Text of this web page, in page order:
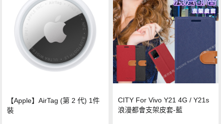
【Apple】AirTag (第 2 代) 1件
裝
CITY For Vivo Y21 4G / Y21s
浪漫都會支架皮套-藍